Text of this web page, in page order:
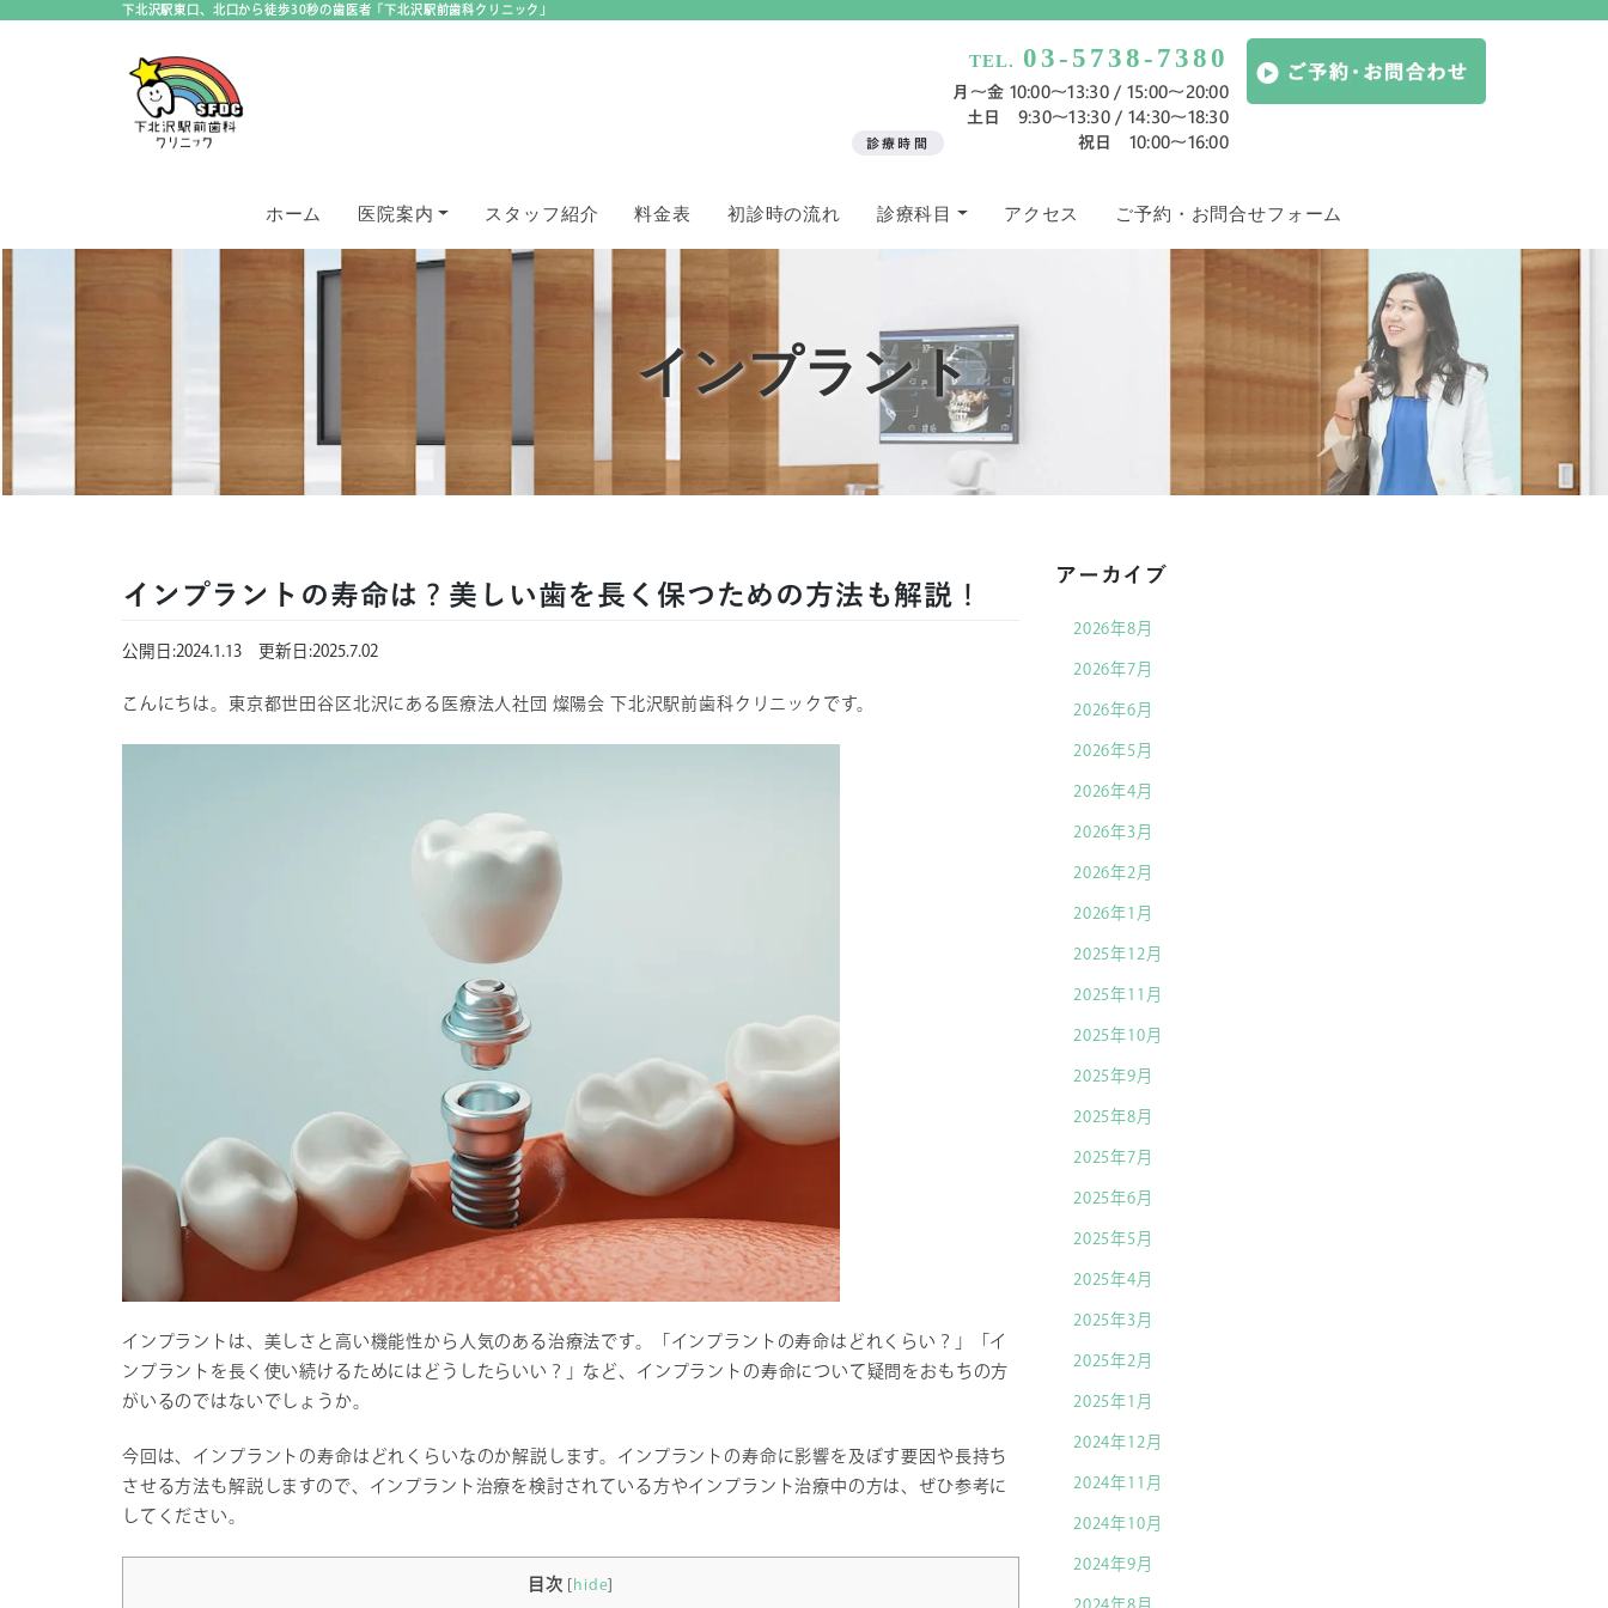
下北沢駅東口、北口から徒歩30秒の歯医者「下北沢駅前歯科クリニック」
TEL. 03-5738-7380
診療時間
月〜金 10:00～13:30 / 15:00～20:00
土日 9:30～13:30 / 14:30～18:30
祝日 10:00〜16:00
ホーム 医院案内 スタッフ紹介 料金表 初診時の流れ 診療科目 アクセス ご予約・お問合せフォーム
インプラント
インプラントの寿命は？美しい歯を長く保つための方法も解説！
公開日:2024.1.13 更新日:2025.7.02
こんにちは。東京都世田谷区北沢にある医療法人社団 燦陽会 下北沢駅前歯科クリニックです。
インプラントは、美しさと高い機能性から人気のある治療法です。「インプラントの寿命はどれくらい？」「イ
ンプラントを長く使い続けるためにはどうしたらいい？」など、インプラントの寿命について疑問をおもちの方
がいるのではないでしょうか。
今回は、インプラントの寿命はどれくらいなのか解説します。インプラントの寿命に影響を及ぼす要因や長持ち
させる方法も解説しますので、インプラント治療を検討されている方やインプラント治療中の方は、ぜひ参考に
してください。
目次 hide
アーカイブ
2026年8月
2026年7月
2026年6月
2026年5月
2026年4月
2026年3月
2026年2月
2026年1月
2025年12月
2025年11月
2025年10月
2025年9月
2025年8月
2025年7月
2025年6月
2025年5月
2025年4月
2025年3月
2025年2月
2025年1月
2024年12月
2024年11月
2024年10月
2024年9月
2024年8月